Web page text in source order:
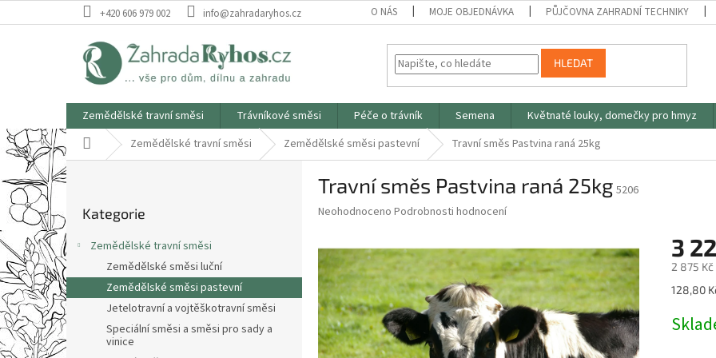
na
+420 606 979 002 info@zahradaryhos.cz O NÁS MOJE OBJEDNÁVKA PŮJČOVNA ZAHRADNÍ TECHNIKY
HLEDAT
Zemědělské travní směsi Trávníkové směsi Péče o trávník Semena Květnaté louky, domečky pro hmyz
Domů Zemědělské travní směsi Zemědělské směsi pastevní Travní směs Pastvina raná 25kg
P
o
r
a
n
n
í
p
a
kategorie
Kategorie
Zemědělské travní směsi
Zemědělské směsi luční
Zemědělské směsi pastevní
Jetelotravní a vojtěškotravní směsi
Speciální směsi a směsi pro sady a
vinice
Travní směs Pastvina raná 25kg 5206
Průměrné
je
0,0
z
5
hvězdiček.
Neohodnoceno Podrobnosti hodnocení
3
2 875 Kč
Měrná
128,80